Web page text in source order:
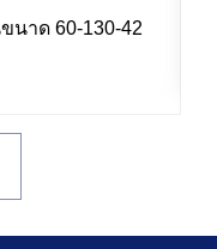
นาด 60-130-42